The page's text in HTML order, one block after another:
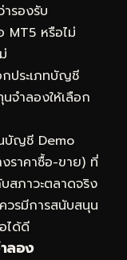
รองรับ
หรือไม่
ประเภทบัญชี
จำลองให้เลือก
นบัญชี Demo
ราคาซื้อ-ขาย) ที่
สภาวะตลาดจริง
วรมีการสนับสนุน
ได้ดี
ลอง